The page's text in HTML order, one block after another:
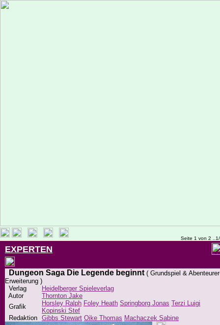
Seite 1 von 2
EXPERTEN
Dungeon Saga Die Legende beginnt ( Grundspiel &
Erweiterung )
Verlag
Heidelberger Spieleverlag
Autor
Thornton Jake
Grafik
Horsley Ralph Foley Heath Springborg Jonas Terzi Luigi
Kopinski Stef
Redaktion Gibbs Stewart Oike Thomas Machaczek Sabine